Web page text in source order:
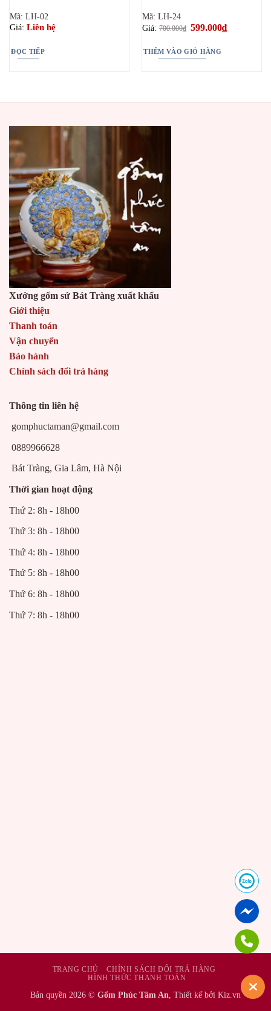
Mã: LH-02
Giá: Liên hệ
ĐỌC TIẾP
Mã: LH-24
Giá:700.000₫ Giá
gốc
700.000₫.
599.000₫Giá
hiện
THÊM VÀO GIỎ HÀNG
Xưởng gốm sứ Bát Tràng xuất khẩu
Giới thiệu
Thanh toán
Vận chuyển
Bảo hành
Chính sách đổi trả hàng
Thông tin liên hệ
gomphuctaman@gmail.com
0889966628
Bát Tràng, Gia Lâm, Hà Nội
Thời gian hoạt động
Thứ 2: 8h - 18h00
Thứ 3: 8h - 18h00
Thứ 4: 8h - 18h00
Thứ 5: 8h - 18h00
Thứ 6: 8h - 18h00
Thứ 7: 8h - 18h00
TRANG CHỦ
CHÍNH SÁCH ĐỔI TRẢ HÀNG
HÌNH THỨC THANH TOÁN
Bản quyền 2026 © Gốm Phúc Tâm An , Thiết kế bởi Kiz.vn